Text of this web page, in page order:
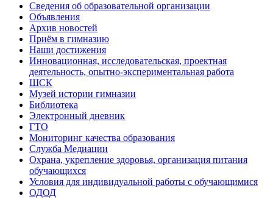
Сведения об образовательной организации
Объявления
Архив новостей
Приём в гимназию
Наши достижения
Инновационная, исследовательская, проектная
деятельность, опытно-экспериментальная работа
ШСК
Музей истории гимназии
Библиотека
Электронный дневник
ГТО
Мониторинг качества образования
Служба Медиации
Охрана, укрепление здоровья, организация питания
обучающихся
Условия для индивидуальной работы с обучающимися
ОДОД